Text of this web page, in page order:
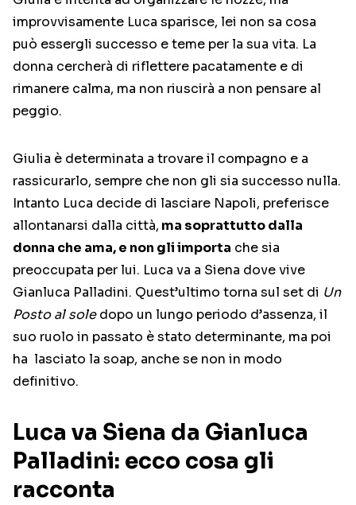
improvvisamente Luca sparisce, lei non sa cosa
può essergli successo e teme per la sua vita. La
donna cercherà di riflettere pacatamente e di
rimanere calma, ma non riuscirà a non pensare al
peggio.
Giulia è determinata a trovare il compagno e a
rassicurarlo, sempre che non gli sia successo nulla.
Intanto Luca decide di lasciare Napoli, preferisce
allontanarsi dalla città, ma soprattutto dalla
donna che ama, e non gli importa che sia
preoccupata per lui. Luca va a Siena dove vive
Gianluca Palladini. Quest’ultimo torna sul set di Un
Posto al soledopo un lungo periodo d’assenza, il
suo ruolo in passato è stato determinante, ma poi
ha lasciato la soap, anche se non in modo
definitivo.
Luca va Siena da Gianluca
Palladini: ecco cosa gli
racconta